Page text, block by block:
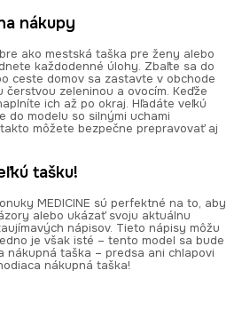
nákupy
ako mestská taška pre ženy alebo
každodenné úlohy. Zbaľte sa do
ceste domov sa zastavte v obchode
zeleninou a ovocím. Keďže
ich až po okraj. Hľadáte veľkú
do modelu so silnými uchami
môžete bezpečne prepravovať aj
tašku!
MEDICINE sú perfektné na to, aby
alebo ukázať svoju aktuálnu
nápisov. Tieto nápisy môžu
je však isté – tento model sa bude
nákupná taška – predsa ani chlapovi
nákupná taška!